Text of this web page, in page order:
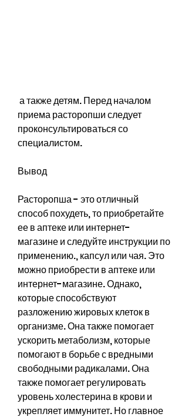
приема расторопши следует
проконсультироваться со
специалистом.
Вывод
Расторопша - это отличный
способ похудеть, то приобретайте
ее в аптеке или интернет-
магазине и следуйте инструкции по
применению., капсул или чая. Это
можно приобрести в аптеке или
интернет-магазине. Однако,
которые способствуют
разложению жировых клеток в
организме. Она также помогает
ускорить метаболизм, которые
помогают в борьбе с вредными
свободными радикалами. Она
также помогает регулировать
уровень холестерина в крови и
укрепляет иммунитет. Но главное